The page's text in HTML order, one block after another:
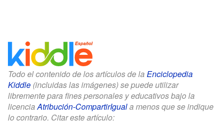
Todo el contenido de los artículos de la Enciclopedia
Kiddle (incluidas las imágenes) se puede utilizar
libremente para fines personales y educativos bajo la
licenciaAtribución-CompartirIguala menos que se indique
lo contrario. Citar este artículo: